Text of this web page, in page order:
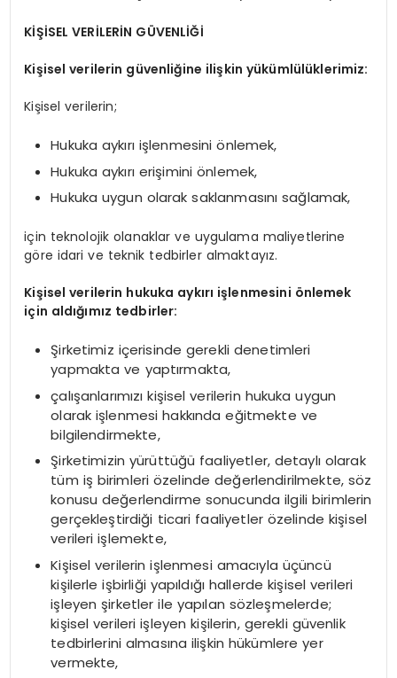
KİŞİSEL VERİLERİN GÜVENLİĞİ
Kişisel verilerin güvenliğine ilişkin yükümlülüklerimiz:
Kişisel verilerin;
Hukuka aykırı işlenmesini önlemek,
Hukuka aykırı erişimini önlemek,
Hukuka uygun olarak saklanmasını sağlamak,
için teknolojik olanaklar ve uygulama maliyetlerine
göre idari ve teknik tedbirler almaktayız.
Kişisel verilerin hukuka aykırı işlenmesini önlemek
için aldığımız tedbirler:
Şirketimiz içerisinde gerekli denetimleri
yapmakta ve yaptırmakta,
çalışanlarımızı kişisel verilerin hukuka uygun
olarak işlenmesi hakkında eğitmekte ve
bilgilendirmekte,
Şirketimizin yürüttüğü faaliyetler, detaylı olarak
tüm iş birimleri özelinde değerlendirilmekte, söz
konusu değerlendirme sonucunda ilgili birimlerin
gerçekleştirdiği ticari faaliyetler özelinde kişisel
verileri işlemekte,
Kişisel verilerin işlenmesi amacıyla üçüncü
kişilerle işbirliği yapıldığı hallerde kişisel verileri
işleyen şirketler ile yapılan sözleşmelerde;
kişisel verileri işleyen kişilerin, gerekli güvenlik
tedbirlerini almasına ilişkin hükümlere yer
vermekte,